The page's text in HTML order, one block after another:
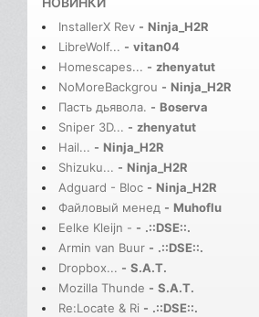
InstallerX Rev - Ninja_H2R
LibreWolf... - vitan04
Homescapes... - zhenyatut
NoMoreBackgrou - Ninja_H2R
Пасть дьявола. - Boserva
Sniper 3D... - zhenyatut
Hail... - Ninja_H2R
Shizuku... - Ninja_H2R
Adguard - Bloc - Ninja_H2R
Файловый менед - Muhoflu
Eelke Kleijn - - .::DSE::.
Armin van Buur - .::DSE::.
Dropbox... - S.A.T.
Mozilla Thunde - S.A.T.
Re:Locate & Ri - .::DSE::.